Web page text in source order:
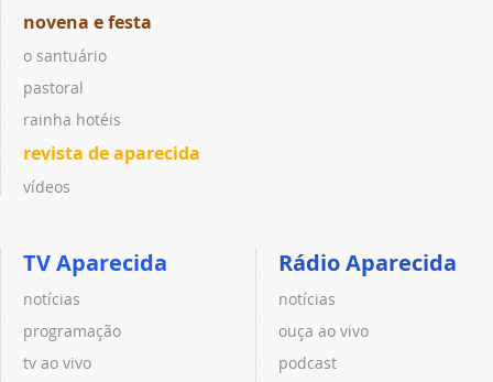
novena e festa
o santuário
pastoral
rainha hotéis
revista de aparecida
vídeos
TV Aparecida
notícias
programação
tv ao vivo
Rádio Aparecida
notícias
ouça ao vivo
podcast